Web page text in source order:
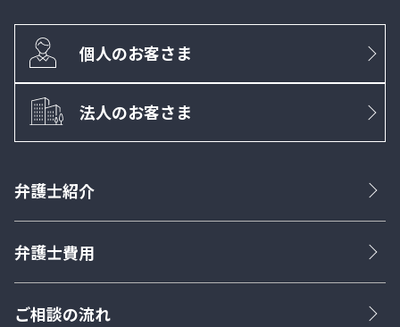
個人のお客さま
法人のお客さま
弁護士紹介
弁護士費用
ご相談の流れ